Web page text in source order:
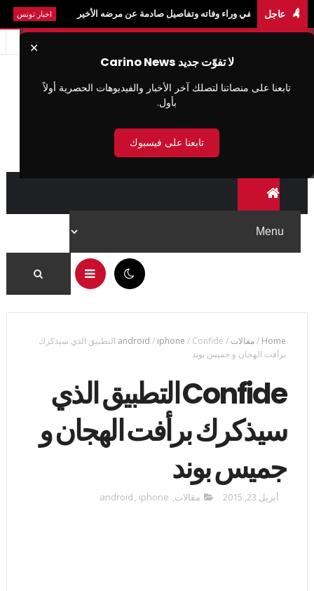
عاجل
وراء وفاته وتفاصيل صادمة عن مرضه الأخير اخبار تونس عاجل: سيدي
✕
لا تفوّت جديد Carino News
تابعنا على منصاتنا لتصلك آخر الأخبار والفيديوهات الحصرية أولاً
بأول.
تابعنا على فيسبوك
Home
/مقالات /
android / iphone /
Confide التطبيق الذي سيذكرك
برأفت الهجان و جميس بوند
Confide التطبيق الذي
سيذكرك برأفت الهجان و
جميس بوند
أبريل 23, 2015 مقالات,
android , iphone